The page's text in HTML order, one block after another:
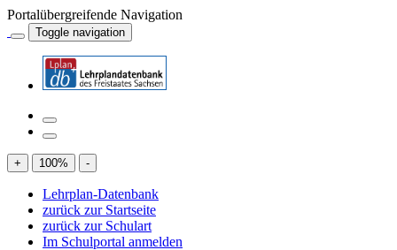
Portalübergreifende Navigation
Toggle navigation
+ 100% -
Lehrplan-Datenbank
zurück zur Startseite
zurück zur Schulart
Im Schulportal anmelden